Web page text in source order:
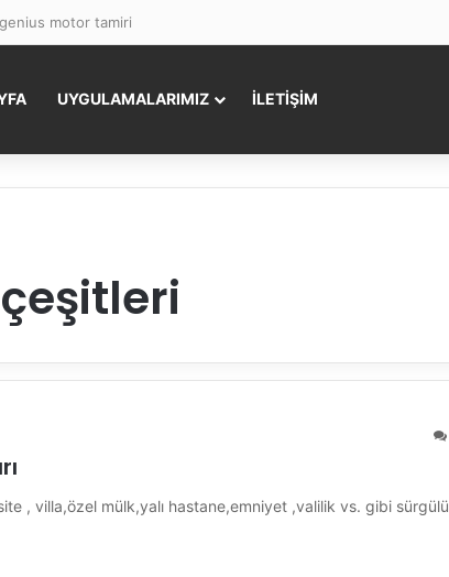
motor tamiri
UYGULAMALARIMIZ İLETİŞİM
, villa,özel mülk,yalı hastane,emniyet ,valilik vs. gibi sürgülü